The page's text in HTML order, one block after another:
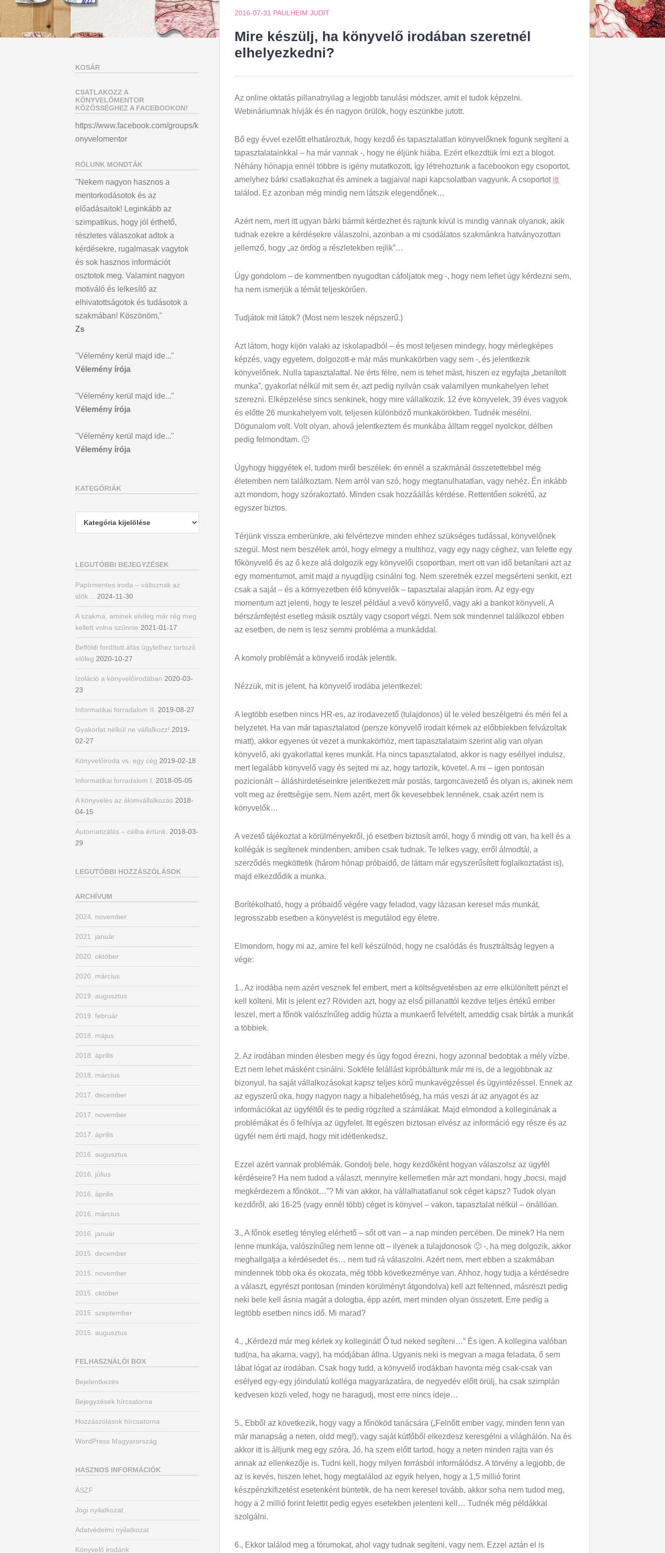
2016-07-31 PAULHEIM JUDIT
Mire készülj, ha könyvelő irodában szeretnél
elhelyezkedni?
Az online oktatás pillanatnyilag a legjobb tanulási módszer, amit el tudok képzelni.
Webináriumnak hívják és én nagyon örülök, hogy eszünkbe jutott.
Bő egy évvel ezelőtt elhatároztuk, hogy kezdő és tapasztalatlan könyvelőknek fogunk segíteni a
tapasztalatainkkal – ha már vannak -, hogy ne éljünk hiába. Ezért elkezdtük írni ezt a blogot.
Néhány hónapja ennél többre is igény mutatkozott, így létrehoztunk a facebookon egy csoportot,
amelyhez bárki csatlakozhat és aminek a tagjaival napi kapcsolatban vagyunk. A csoportot itt
találod. Ez azonban még mindig nem látszik elegendőnek…
Azért nem, mert itt ugyan bárki bármit kérdezhet és rajtunk kívül is mindig vannak olyanok, akik
tudnak ezekre a kérdésekre válaszolni, azonban a mi csodálatos szakmánkra hatványozottan
jellemző, hogy „az ördög a részletekben rejlik”…
Úgy gondolom – de kommentben nyugodtan cáfoljatok meg -, hogy nem lehet úgy kérdezni sem,
ha nem ismerjük a témát teljeskörűen.
Tudjátok mit látok? (Most nem leszek népszerű.)
Azt látom, hogy kijön valaki az iskolapadból – és most teljesen mindegy, hogy mérlegképes
képzés, vagy egyetem, dolgozott-e már más munkakörben vagy sem -, és jelentkezik
könyvelőnek. Nulla tapasztalattal. Ne érts félre, nem is tehet mást, hiszen ez egyfajta „betanított
munka”, gyakorlat nélkül mit sem ér, azt pedig nyilván csak valamilyen munkahelyen lehet
szerezni. Elképzelése sincs senkinek, hogy mire vállalkozik. 12 éve könyvelek, 39 éves vagyok
és előtte 26 munkahelyem volt, teljesen különböző munkakörökben. Tudnék mesélni.
Dögunalom volt. Volt olyan, ahová jelentkeztem és munkába álltam reggel nyolckor, délben
pedig felmondtam. 🙂
Úgyhogy higgyétek el, tudom miről beszélek: én ennél a szakmánál összetettebbel még
életemben nem találkoztam. Nem arról van szó, hogy megtanulhatatlan, vagy nehéz. Én inkább
azt mondom, hogy szórakoztató. Minden csak hozzáállás kérdése. Rettentően sokrétű, az
egyszer biztos.
Térjünk vissza emberünkre, aki felvértezve minden ehhez szükséges tudással, könyvelőnek
szegül. Most nem beszélek arról, hogy elmegy a multihoz, vagy egy nagy céghez, van felette egy
főkönyvelő és az ő keze alá dolgozik egy könyvelői csoportban, mert ott van idő betanítani azt az
egy momentumot, amit majd a nyugdíjig csinálni fog. Nem szeretnék ezzel megsérteni senkit, ezt
csak a saját – és a környezetben élő könyvelők – tapasztalai alapján írom. Az egy-egy
momentum azt jelenti, hogy te leszel például a vevő könyvelő, vagy aki a bankot könyveli. A
bérszámfejtést esetleg másik osztály vagy csoport végzi. Nem sok mindennel találkozol ebben
az esetben, de nem is lesz semmi probléma a munkáddal.
A komoly problémát a könyvelő irodák jelentik.
Nézzük, mit is jelent, ha könyvelő irodába jelentkezel:
A legtöbb esetben nincs HR-es, az irodavezető (tulajdonos) ül le veled beszélgetni és méri fel a
helyzetet. Ha van már tapasztalatod (persze könyvelő irodait kérnek az előbbiekben felvázoltak
miatt), akkor egyenes út vezet a munkakörhöz, mert tapasztalataim szerint alig van olyan
könyvelő, aki gyakorlattal keres munkát. Ha nincs tapasztalatod, akkor is nagy eséllyel indulsz,
mert legalább könyvelő vagy és sejted mi az, hogy tartozik, követel. A mi – igen pontosan
pozicionált – álláshirdetéseinkre jelentkezett már postás, targoncavezető és olyan is, akinek nem
volt meg az érettségije sem. Nem azért, mert ők kevesebbek lennének, csak azért nem is
könyvelők…
A vezető tájékoztat a körülményekről, jó esetben biztosít arról, hogy ő mindig ott van, ha kell és a
kollégák is segítenek mindenben, amiben csak tudnak. Te lelkes vagy, erről álmodtál, a
szerződés megköttetik (három hónap próbaidő, de láttam már egyszerűsített foglalkoztatást is),
majd elkezdődik a munka.
Borítékolható, hogy a próbaidő végére vagy feladod, vagy lázasan keresel más munkát,
legrosszabb esetben a könyvelést is megutálod egy életre.
Elmondom, hogy mi az, amire fel kell készülnöd, hogy ne csalódás és frusztráltság legyen a
vége:
1., Az irodába nem azért vesznek fel embert, mert a költségvetésben az erre elkülönített pénzt el
kell költeni. Mit is jelent ez? Röviden azt, hogy az első pillanattól kezdve teljes értékű ember
leszel, mert a főnök valószínűleg addig húzta a munkaerő felvételt, ameddig csak bírták a munkát
a többiek.
2. Az irodában minden élesben megy és úgy fogod érezni, hogy azonnal bedobtak a mély vízbe.
Ezt nem lehet másként csinálni. Sokféle felállást kipróbáltunk már mi is, de a legjobbnak az
bizonyul, ha saját vállalkozásokat kapsz teljes körű munkavégzéssel és ügyintézéssel. Ennek az
az egyszerű oka, hogy nagyon nagy a hibalehetőség, ha más veszi át az anyagot és az
információkat az ügyféltől és te pedig rögzíted a számlákat. Majd elmondod a kolleginának a
problémákat és ő felhívja az ügyfelet. Itt egészen biztosan elvész az információ egy része és az
ügyfél nem érti majd, hogy mit idétlenkedsz.
Ezzel azért vannak problémák. Gondolj bele, hogy kezdőként hogyan válaszolsz az ügyfél
kérdéseire? Ha nem tudod a választ, mennyire kellemetlen már azt mondani, hogy „bocsi, majd
megkérdezem a főnököt…”? Mi van akkor, ha vállalhatatlanul sok céget kapsz? Tudok olyan
kezdőről, aki 16-25 (vagy ennél több) céget is könyvel – vakon, tapasztalat nélkül – önállóan.
3., A főnök esetleg tényleg elérhető – sőt ott van – a nap minden percében. De minek? Ha nem
lenne munkája, valószínűleg nem lenne ott – ilyenek a tulajdonosok 🙂 -, ha meg dolgozik, akkor
meghallgatja a kérdésedet és… nem tud rá válaszolni. Azért nem, mert ebben a szakmában
mindennek több oka és okozata, még több következménye van. Ahhoz, hogy tudja a kérdésedre
a választ, egyrészt pontosan (minden körülményt átgondolva) kell azt feltenned, másrészt pedig
neki bele kell ásnia magát a dologba, épp azért, mert minden olyan összetett. Erre pedig a
legtöbb esetben nincs idő. Mi marad?
4., „Kérdezd már meg kérlek xy kolleginát! Ő tud neked segíteni…” És igen. A kollegina valóban
tud(na, ha akarna, vagy), ha módjában állna. Ugyanis neki is megvan a maga feladata, ő sem
lábat lógat az irodában. Csak hogy tudd, a könyvelő irodákban havonta még csak-csak van
esélyed egy-egy jóindulatú kolléga magyarázatára, de negyedév előtt örülj, ha csak szimplán
kedvesen közli veled, hogy ne haragudj, most erre nincs ideje…
5., Ebből az következik, hogy vagy a főnököd tanácsára („Felnőtt ember vagy, minden fenn van
már manapság a neten, oldd meg!), vagy saját kútfőből elkezdesz keresgélni a világhálón. Na és
akkor itt is álljunk meg egy szóra. Jó, ha szem előtt tartod, hogy a neten minden rajta van és
annak az ellenkezője is. Tudni kell, hogy milyen forrásból informálódsz. A törvény a legjobb, de
az is kevés, hiszen lehet, hogy megtalálod az egyik helyen, hogy a 1,5 millió forint
készpénzkifizetést esetenként büntetik, de ha nem keresel tovább, akkor soha nem tudod meg,
hogy a 2 millió forint felettit pedig egyes esetekben jelenteni kell… Tudnék még példákkal
szolgálni.
6., Ekkor találod meg a fórumokat, ahol vagy tudnak segíteni, vagy nem. Ezzel aztán el is
KOSÁR
CSATLAKOZZ A
KÖNYVELŐMENTOR
KÖZÖSSÉGHEZ A FACEBOOKON!
https://www.facebook.com/groups/k
onyvelomentor
RÓLUNK MONDTÁK
"Nekem nagyon hasznos a
mentorkodásotok és az
előadásaitok! Leginkább az
szimpatikus, hogy jól érthető,
részletes válaszokat adtok a
kérdésekre, rugalmasak vagytok
és sok hasznos információt
osztotok meg. Valamint nagyon
motiváló és lelkesítő az
elhivatottságotok és tudásotok a
szakmában! Köszönöm,"
Zs
"Vélemény kerül majd ide..."
Vélemény írója
"Vélemény kerül majd ide..."
Vélemény írója
"Vélemény kerül majd ide..."
Vélemény írója
KATEGÓRIÁK
LEGUTÓBBI BEJEGYZÉSEK
Papírmentes iroda – változnak az
idők… 2024-11-30
A szakma, aminek elvileg már rég meg
kellett volna szűnnie 2021-01-17
Belföldi fordított áfás ügylethez tartozó
előleg 2020-10-27
Izoláció a könyvelőirodában 2020-03-
23
Informatikai forradalom II. 2019-08-27
Gyakorlat nélkül ne vállalkozz! 2019-
02-27
Könyvelőiroda vs. egy cég 2019-02-18
Informatikai forradalom I. 2018-05-05
A könyvelés az álomvállalkozás 2018-
04-15
Automatizálás – célba értünk. 2018-03-
29
LEGUTÓBBI HOZZÁSZÓLÁSOK
ARCHÍVUM
2024. november
2021. január
2020. október
2020. március
2019. augusztus
2019. február
2018. május
2018. április
2018. március
2017. december
2017. november
2017. április
2016. augusztus
2016. július
2016. április
2016. március
2016. január
2015. december
2015. november
2015. október
2015. szeptember
2015. augusztus
FELHASZNÁLÓI BOX
Bejelentkezés
Bejegyzések hírcsatorna
Hozzászólások hírcsatorna
WordPress Magyarország
HASZNOS INFORMÁCIÓK
ÁSZF
Jogi nyilatkozat
Adatvédelmi nyilatkozat
Könyvelő irodánk